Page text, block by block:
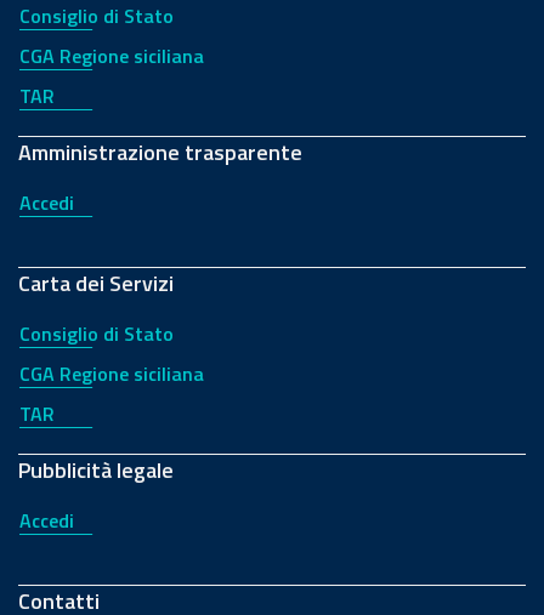
Consiglio di Stato
CGA Regione siciliana
TAR
Amministrazione trasparente
Accedi
Carta dei Servizi
Consiglio di Stato
CGA Regione siciliana
TAR
Pubblicità legale
Accedi
Contatti